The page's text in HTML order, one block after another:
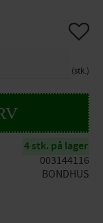
stk.
Gem
4 stk. på lager
003144116
BONDHUS